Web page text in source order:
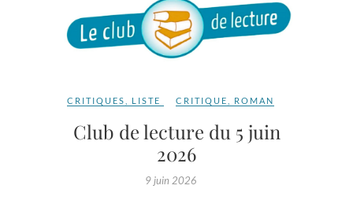
CRITIQUES LISTE CRITIQUE ROMAN
Club de lecture du 5 juin
2026
9 juin 2026